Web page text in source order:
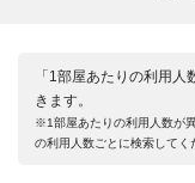
「1部屋あたりの利用
きます。
※1部屋あたりの利用人数が
の利用人数ごとに検索してく